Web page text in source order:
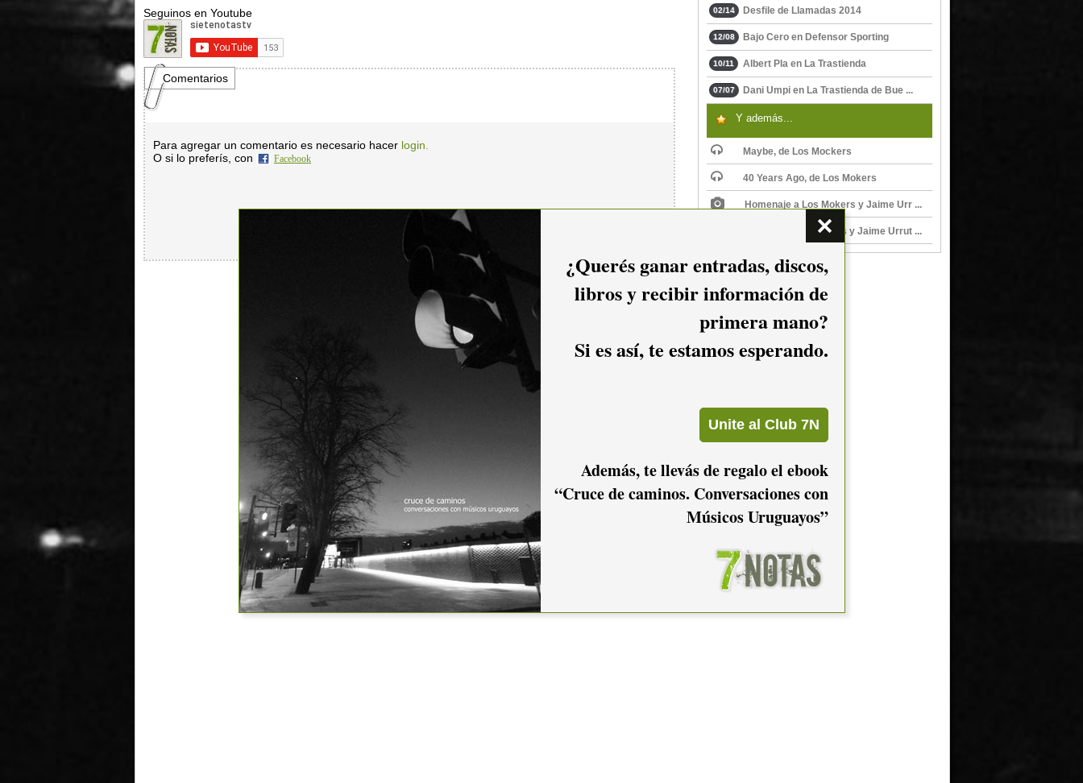
Seguinos en Youtube
Comentarios
Para agregar un comentario es necesario hacer login.
O si lo preferís, con
Facebook
02/14 Desfile de Llamadas 2014
12/08 Bajo Cero en Defensor Sporting
10/11 Albert Pla en La Trastienda
07/07 Dani Umpi en La Trastienda de Bue ...
Y además...
Maybe, de Los Mockers
40 Years Ago, de Los Mokers
Homenaje a Los Mokers y Jaime Urr ...
Homenaje Los Mokers y Jaime Urrut ...
¿Querés ganar entradas, discos,
libros y recibir información de
primera mano?
Si es así, te estamos esperando.
Además, te llevás de regalo el ebook
“Cruce de caminos. Conversaciones con
Músicos Uruguayos”